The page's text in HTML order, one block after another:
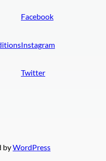
Facebook
Instagram
Twitter
byWordPress